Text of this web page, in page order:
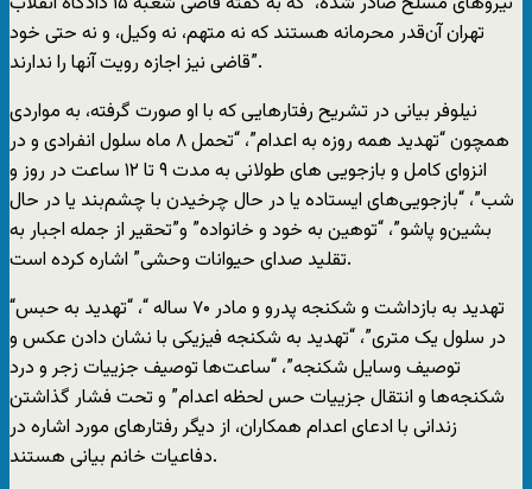
تهران آن‌قدر محرمانه هستند که نه متهم، نه وکیل، و نه حتی خود
قاضی نیز اجازه رویت آنها را ندارند”.
نیلوفر بیانی در تشریح رفتارهایی که با او صورت گرفته، به مواردی
همچون “تهدید همه روزه به اعدام”، “تحمل ۸ ماه سلول انفرادی و در
انزوای کامل و بازجویی های طولانی به مدت ۹ تا ۱۲ ساعت در روز و
شب”، “بازجویی‌های ایستاده یا در حال چرخیدن با چشم‌بند یا در حال
بشین‌و پاشو”، “توهین به خود و خانواده” و”تحقیر از جمله اجبار به
تقلید صدای حیوانات وحشی” اشاره کرده است.
“تهدید به بازداشت و شکنجه پدرو و مادر ۷۰ ساله “، “تهدید به حبس
در سلول یک متری”، “تهدید به شکنجه فیزیکی با نشان دادن عکس و
توصیف وسایل شکنجه”، “ساعت‌ها توصیف جزییات زجر و درد
شکنجه‌ها و انتقال جزییات حس لحظه اعدام” و تحت فشار گذاشتن
زندانی با ادعای اعدام همکاران، از دیگر رفتارهای مورد اشاره در
دفاعیات خانم بیانی هستند.